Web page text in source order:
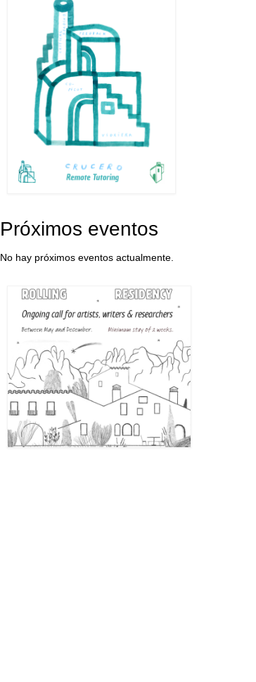
Próximos eventos
No hay próximos eventos actualmente.